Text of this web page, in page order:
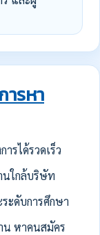
ารหา
รได้รวดเร็ว
นใกล้บริษัท
ะดับการศึกษา
น หาคนสมัคร